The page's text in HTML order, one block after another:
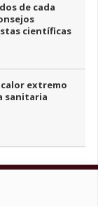
de cada
científicas
extremo
sanitaria